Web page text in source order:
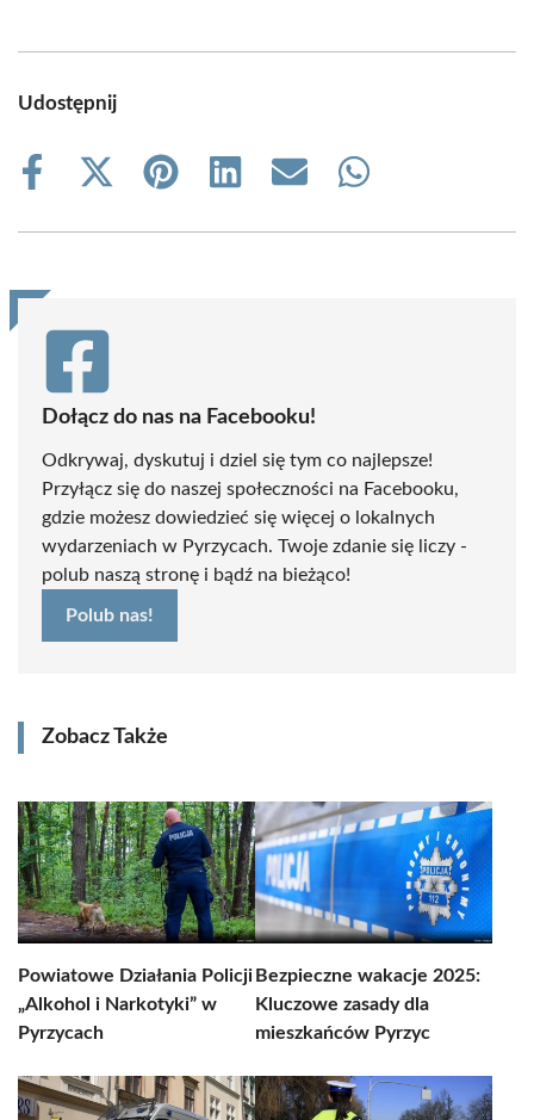
Udostępnij
Share
Share
(Twitter)
Share
Share
Share
Share
Dołącz do nas na Facebooku!
Odkrywaj, dyskutuj i dziel się tym co najlepsze!
Przyłącz się do naszej społeczności na Facebooku,
gdzie możesz dowiedzieć się więcej o lokalnych
wydarzeniach w Pyrzycach. Twoje zdanie się liczy -
polub naszą stronę i bądź na bieżąco!
Polub nas!
Zobacz Także
Powiatowe Działania Policji
„Alkohol i Narkotyki” w
Pyrzycach
Bezpieczne wakacje 2025:
Kluczowe zasady dla
mieszkańców Pyrzyc